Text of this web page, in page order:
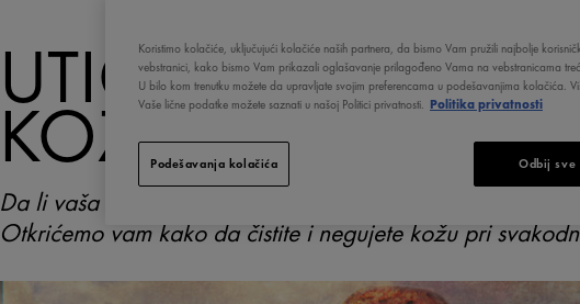
UTICAJ
KOŽU
Da li vaša koža reaguje na zagađenost i klimatske
Otkrićemo vam kako da čistite i negujete kožu pri
Koristimo kolačiće, uključujući kolačiće naših partnera, da bismo Vam pružili najbolje
vebstranici, kako bismo Vam prikazali oglašavanje prilagođeno Vama na vebstranicama
U bilo kom trenutku možete da upravljate svojim preferencama u podešavanjima kolačića.
Vaše lične podatke možete saznati u našoj Politici privatnosti. Politika privatnosti
Odbij sve
Podešavanja kolačića